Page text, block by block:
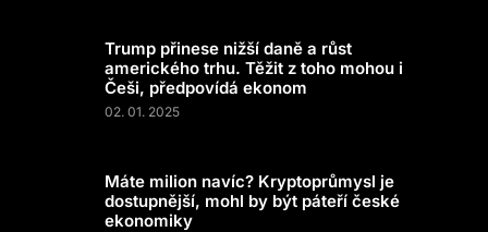
Trump přinese nižší daně a růst
amerického trhu. Těžit z toho mohou i
Češi, předpovídá ekonom
02. 01. 2025
Máte milion navíc? Kryptoprůmysl je
dostupnější, mohl by být páteří české
ekonomiky